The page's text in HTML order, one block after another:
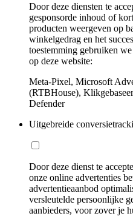
Door deze diensten te
gesponsorde inhoud of
producten weergeven op
winkelgedrag en het
toestemming gebruiken
op deze website:
Meta-Pixel, Microsoft
(RTBHouse),
Defender
Uitgebreide
Door deze dienst te
onze online advertenties
advertentieaanbod
versleutelde persoonlijke
aanbieders, voor zover je